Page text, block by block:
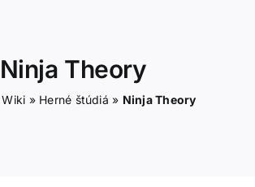
Ninja Theory
Wiki » Herné štúdiá » Ninja Theory